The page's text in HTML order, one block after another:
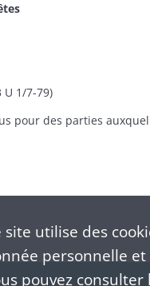
U 1/7-79)
site utilise des
personnelle
pouvez